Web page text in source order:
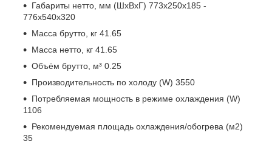
Габариты нетто, мм (ШxВxГ) 773х250х185 -
776х540х320
Масса брутто, кг 41.65
Масса нетто, кг 41.65
Объём брутто, м³ 0.25
Производительность по холоду (W) 3550
Потребляемая мощность в режиме охлаждения (W)
1106
Рекомендуемая площадь охлаждения/обогрева (м2)
35